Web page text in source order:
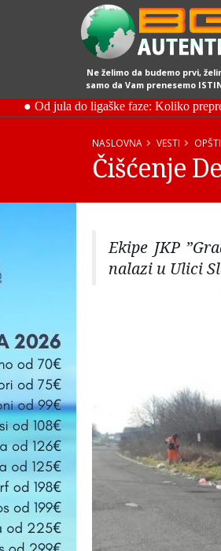
Ne želimo da budemo prvi,
samo da Vam prenesemo
NASLOVNA VESTI
Čišćenje
Ekipe JKP
nalazi u Ulici